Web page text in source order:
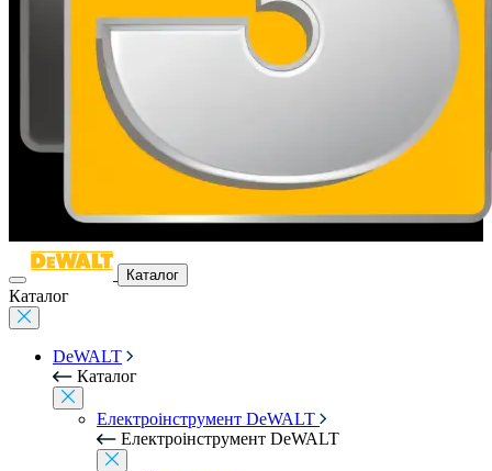
Каталог
Каталог
DeWALT
Каталог
Електроінструмент DeWALT
Електроінструмент DeWALT